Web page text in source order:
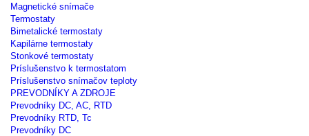
Magnetické snímače
Termostaty
Bimetalické termostaty
Kapilárne termostaty
Stonkové termostaty
Príslušenstvo k termostatom
Príslušenstvo snímačov teploty
PREVODNÍKY A ZDROJE
Prevodníky DC, AC, RTD
Prevodníky RTD, Tc
Prevodníky DC